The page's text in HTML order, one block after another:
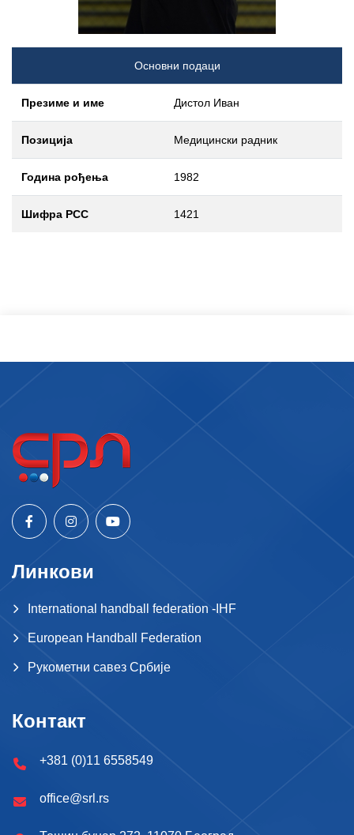
Основни подаци
Презиме и име Дистол Иван
Позиција Медицински радник
Година рођења 1982
Шифра РСС 1421
Линкови
International handball federation -IHF
European Handball Federation
Рукометни савез Србије
Контакт
+381 (0)11 6558549
office@srl.rs